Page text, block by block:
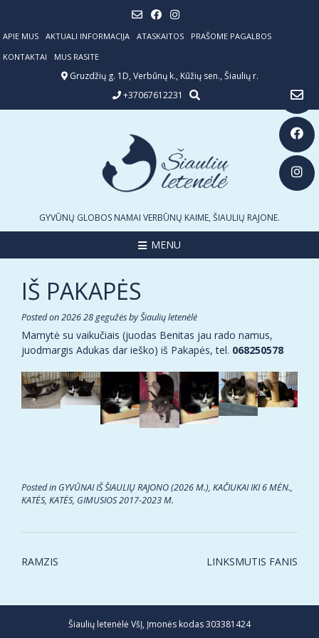
content
APIE MUS AKTUALI INFORMACIJA ATASKAITOS
PRAŠOME PAGALBOS
KONTAKTAI
MUS RASITE
Gruzdžių g. 1D, Verbūnų k., Kūžių sen., Šiaulių r.
+37067612231
GYVŪNŲ GLOBOS NAMAI VERBŪNŲ KAIME, ŠIAULIŲ RAJONE.
MENU
IŠ PAKAPĖS
Posted on2026 28 gegužėsbyŠiaulių letenėlė
Mamytė su vaikučiais (juodas Benitas jau rado namus,
juodmargis Adukas dar ieško) iš Pakapės, tel. 068250578
Posted in GYVŪNAI IŠ ŠIAULIŲ RAJONO (2026 M.), KAČIUKAI IKI 6 MĖN.,
KATĖS, KATĖS, GIMUSIOS 2017-2023 M.
Post
RAMZIS LINKSMUTIS FANIS
Šiaulių letenėlė VšĮ, Įmonės kodas 303381424